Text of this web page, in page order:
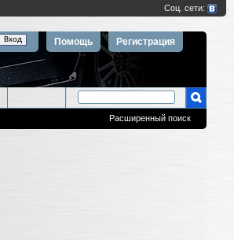
Регистрация
Помощь
Расширенный поиск